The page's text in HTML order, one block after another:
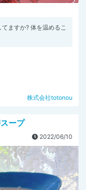
ますか? 体を温めるこ
株式会社totonou
ープ
2022/06/10